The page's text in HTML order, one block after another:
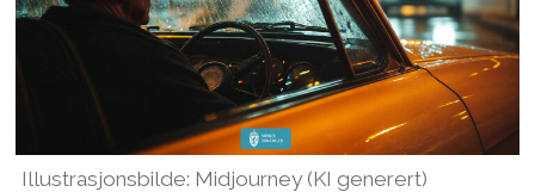
Illustrasjonsbilde: Midjourney (KI generert)